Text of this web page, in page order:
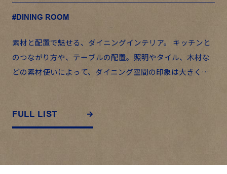
#DINING ROOM
素材と配置で魅せる、ダイニングインテリア。 キッチンと
のつながり方や、テーブルの配置。照明やタイル、木材な
どの素材使いによって、ダイニング空間の印象は大きく変
FULL LIST